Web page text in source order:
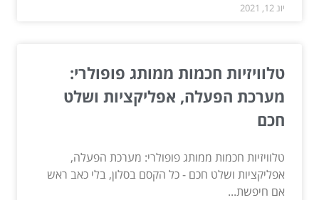
יונ 12, 2021
טלוויזיות חכמות ממותג פופולרי:
מערכת הפעלה, אפליקציות ושלט
חכם
טלוויזיות חכמות ממותג פופולרי: מערכת הפעלה,
אפליקציות ושלט חכם - כל הקסם בסלון, בלי כאב ראש
אם חיפשת...